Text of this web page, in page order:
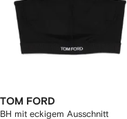
TOM FORD
BH mit eckigem Ausschnitt